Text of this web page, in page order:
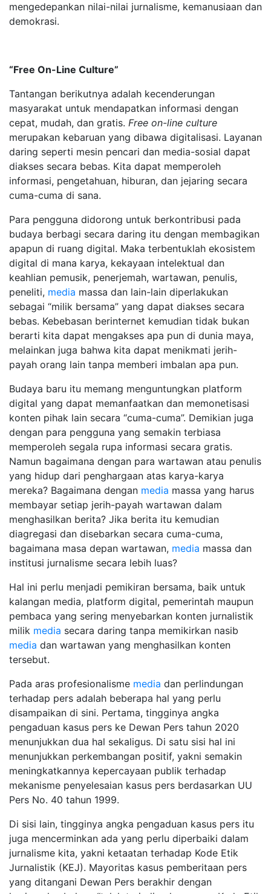
mengedepankan nilai-nilai jurnalisme, kemanusiaan dan
demokrasi.
“Free On-Line Culture”
Tantangan berikutnya adalah kecenderungan
masyarakat untuk mendapatkan informasi dengan
cepat, mudah, dan gratis. Free on-line culture
merupakan kebaruan yang dibawa digitalisasi. Layanan
daring seperti mesin pencari dan media-sosial dapat
diakses secara bebas. Kita dapat memperoleh
informasi, pengetahuan, hiburan, dan jejaring secara
cuma-cuma di sana.
Para pengguna didorong untuk berkontribusi pada
budaya berbagi secara daring itu dengan membagikan
apapun di ruang digital. Maka terbentuklah ekosistem
digital di mana karya, kekayaan intelektual dan
keahlian pemusik, penerjemah, wartawan, penulis,
peneliti, media massa dan lain-lain diperlakukan
sebagai “milik bersama” yang dapat diakses secara
bebas. Kebebasan berinternet kemudian tidak bukan
berarti kita dapat mengakses apa pun di dunia maya,
melainkan juga bahwa kita dapat menikmati jerih-
payah orang lain tanpa memberi imbalan apa pun.
Budaya baru itu memang menguntungkan platform
digital yang dapat memanfaatkan dan memonetisasi
konten pihak lain secara “cuma-cuma”. Demikian juga
dengan para pengguna yang semakin terbiasa
memperoleh segala rupa informasi secara gratis.
Namun bagaimana dengan para wartawan atau penulis
yang hidup dari penghargaan atas karya-karya
mereka? Bagaimana dengan media massa yang harus
membayar setiap jerih-payah wartawan dalam
menghasilkan berita? Jika berita itu kemudian
diagregasi dan disebarkan secara cuma-cuma,
bagaimana masa depan wartawan, media massa dan
institusi jurnalisme secara lebih luas?
Hal ini perlu menjadi pemikiran bersama, baik untuk
kalangan media, platform digital, pemerintah maupun
pembaca yang sering menyebarkan konten jurnalistik
milik media secara daring tanpa memikirkan nasib
media dan wartawan yang menghasilkan konten
tersebut.
Pada aras profesionalisme media dan perlindungan
terhadap pers adalah beberapa hal yang perlu
disampaikan di sini. Pertama, tingginya angka
pengaduan kasus pers ke Dewan Pers tahun 2020
menunjukkan dua hal sekaligus. Di satu sisi hal ini
menunjukkan perkembangan positif, yakni semakin
meningkatkannya kepercayaan publik terhadap
mekanisme penyelesaian kasus pers berdasarkan UU
Pers No. 40 tahun 1999.
Di sisi lain, tingginya angka pengaduan kasus pers itu
juga mencerminkan ada yang perlu diperbaiki dalam
jurnalisme kita, yakni ketaatan terhadap Kode Etik
Jurnalistik (KEJ). Mayoritas kasus pemberitaan pers
yang ditangani Dewan Pers berakhir dengan